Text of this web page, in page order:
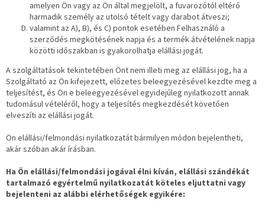
amelyen Ön vagy az Ön által megjelölt, a fuvarozótól eltérő
harmadik személy az utolsó tételt vagy darabot átveszi;
valamint az A), B), és C) pontok esetében Felhasználó a
szerződés megkötésének napja és a termék átvételének napja
közötti időszakban is gyakorolhatja elállási jogát.
A szolgáltatások tekintetében Önt nem illeti meg az elállási jog, ha a
Szolgáltató az Ön kifejezett, előzetes beleegyezésével kezdte meg a
teljesítést, és Ön e beleegyezésével egyidejűleg nyilatkozott annak
tudomásul vételéről, hogy a teljesítés megkezdését követően
elveszíti az elállási jogát.
Ön elállási/felmondási nyilatkozatát bármilyen módon bejelentheti,
akár szóban akár írásban.
Ha Ön elállási/felmondási jogával élni kíván, elállási szándékát
tartalmazó egyértelmű nyilatkozatát köteles eljuttatni vagy
bejelenteni az alábbi elérhetőségek egyikére: